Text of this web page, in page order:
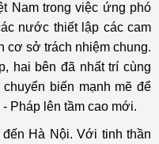
Nam trong việc ứng phó
nước thiết lập các cam
cơ sở trách nhiệm chung.
hai bên đã nhất trí cùng
biến mạnh mẽ để
Pháp lên tầm cao mới.
Hà Nội. Với tinh thần